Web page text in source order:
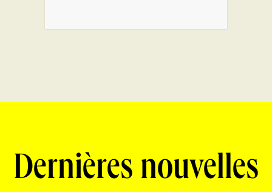
Dernières nouvelles